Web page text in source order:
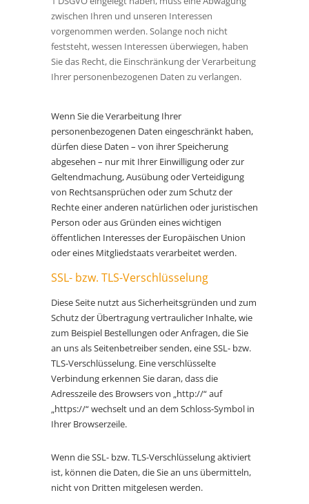
zwischen Ihren und unseren Interessen
vorgenommen werden. Solange noch nicht
feststeht, wessen Interessen überwiegen, haben
Sie das Recht, die Einschränkung der Verarbeitung
Ihrer personenbezogenen Daten zu verlangen.
Wenn Sie die Verarbeitung Ihrer
personenbezogenen Daten eingeschränkt haben,
dürfen diese Daten – von ihrer Speicherung
abgesehen – nur mit Ihrer Einwilligung oder zur
Geltendmachung, Ausübung oder Verteidigung
von Rechtsansprüchen oder zum Schutz der
Rechte einer anderen natürlichen oder juristischen
Person oder aus Gründen eines wichtigen
öffentlichen Interesses der Europäischen Union
oder eines Mitgliedstaats verarbeitet werden.
SSL- bzw. TLS-Verschlüsselung
Diese Seite nutzt aus Sicherheitsgründen und zum
Schutz der Übertragung vertraulicher Inhalte, wie
zum Beispiel Bestellungen oder Anfragen, die Sie
an uns als Seitenbetreiber senden, eine SSL- bzw.
TLS-Verschlüsselung. Eine verschlüsselte
Verbindung erkennen Sie daran, dass die
Adresszeile des Browsers von „http://“ auf
„https://“ wechselt und an dem Schloss-Symbol in
Ihrer Browserzeile.
Wenn die SSL- bzw. TLS-Verschlüsselung aktiviert
ist, können die Daten, die Sie an uns übermitteln,
nicht von Dritten mitgelesen werden.